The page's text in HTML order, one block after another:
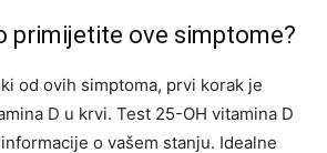
primijetite ove simptome?
od ovih simptoma, prvi korak je
D u krvi. Test 25-OH vitamina D
o vašem stanju. Idealne